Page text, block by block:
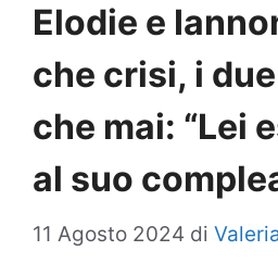
Elodie e
che crisi, i
che mai: “Lei
al suo
11 Agosto 2024 di